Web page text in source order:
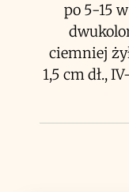
po 5-15
ciemniej
1,5 cm dł.,